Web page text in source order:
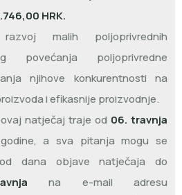
HRK.
malih poljoprivrednih
povećanja poljoprivredne
njihove konkurentnosti na
i efikasnije proizvodnje.
natječaj traje od 06. travnja
godine, a sva pitanja mogu se
dana objave natječaja do
na e-mail adresu